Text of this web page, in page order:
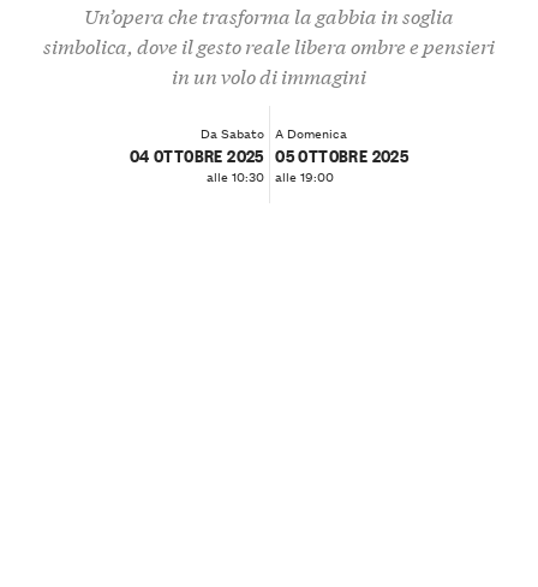
Un’opera che trasforma la gabbia in soglia
simbolica, dove il gesto reale libera ombre e pensieri
in un volo di immagini
Da Sabato
04 OTTOBRE 2025
alle 10:30
A Domenica
05 OTTOBRE 2025
alle 19:00